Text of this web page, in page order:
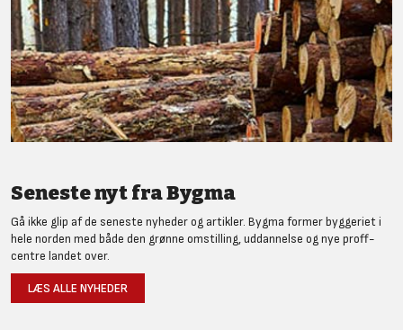
Seneste nyt fra Bygma
Gå ikke glip af de seneste nyheder og artikler. Bygma former byggeriet i
hele norden med både den grønne omstilling, uddannelse og nye proff-
centre landet over.
LÆS ALLE NYHEDER